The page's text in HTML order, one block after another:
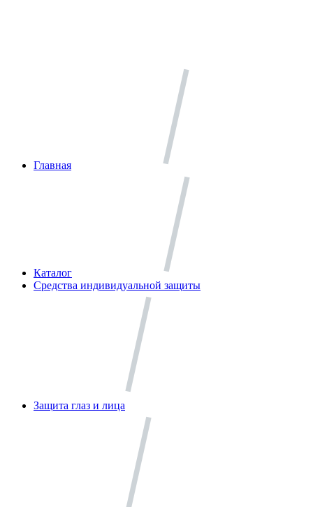
Главная
Каталог
Средства индивидуальной защиты
Защита глаз и лица